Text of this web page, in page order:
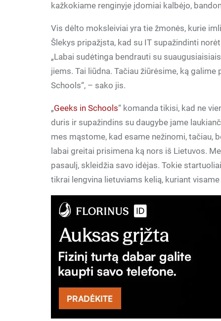
kažkokiame renginyje įdomiai kalbėjo,
Vis dėlto moksleiviai yra tie žmonės, kurie
Šlekys pripažįsta, kad su IT supažindinti
„Labai sudėtinga bendrauti su
jiems. Tai liūdna. Tačiau žiūrėsime, ką
Schools“, – sako jis.
„Geeks in Schools“ komanda tikisi, kad ne
duris ir supažindins su daugybe jame
mes mąstome, kad esame nežinomi, tačiau,
labai greitai prisimena ką nors iš Lietuvos.
pasaulį, skleidžia savo idėjas. Tokie
tikrai lengvina lietuviams kelią, kuriant